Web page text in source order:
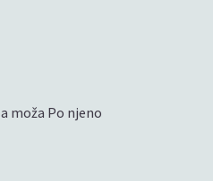
moža Po njeno